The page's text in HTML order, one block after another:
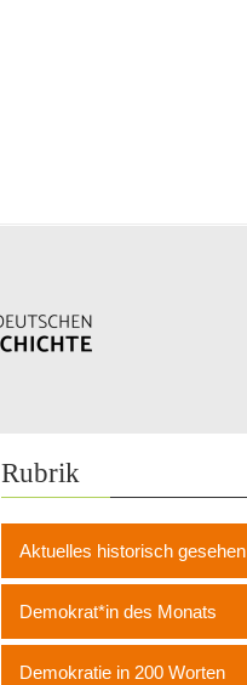
Rubrik
Aktuelles historisch gesehen
Demokrat*in des Monats
Demokratie in 200 Worten